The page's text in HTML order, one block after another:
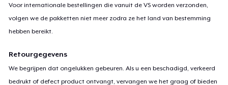
Voor internationale bestellingen die vanuit de VS worden verzonden,
volgen we de pakketten niet meer zodra ze het land van bestemming
hebben bereikt.
Retourgegevens
We begrijpen dat ongelukken gebeuren. Als u een beschadigd, verkeerd
bedrukt of defect product ontvangt, vervangen we het graag of bieden